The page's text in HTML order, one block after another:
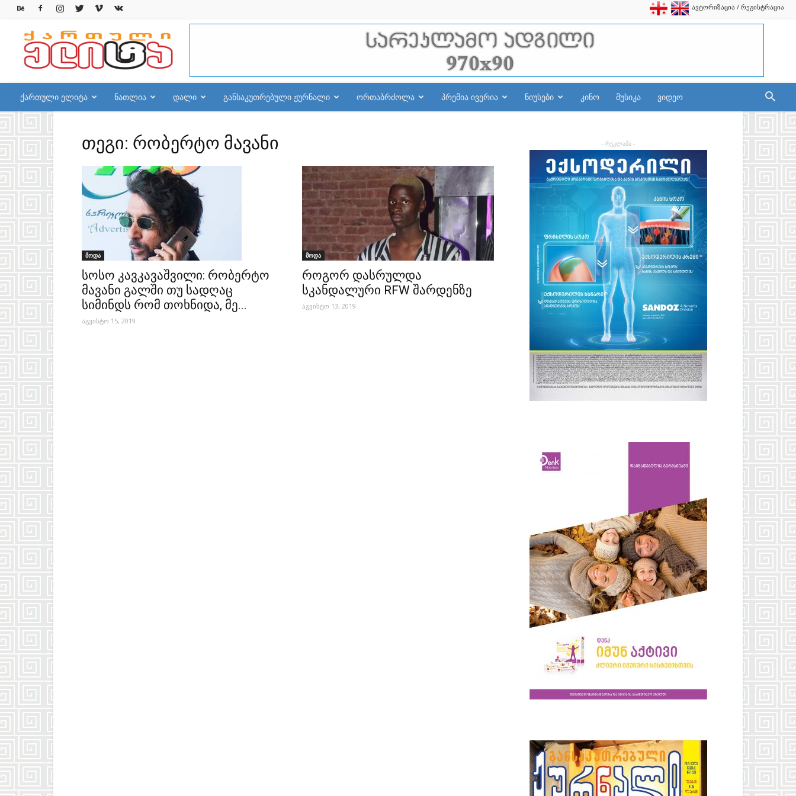
ავტორიზაცია / რეგისტრაცია
qelite.info
ქართული ელიტა ნათლია დალი განსაკუთრებული ჟურნალი ორთაბრძოლა პრემია ივერია ნიუსები კინო მუსიკა ვიდეო
თეგი: რობერტო მავანი
მოდა
სოსო კავკავაშვილი: რობერტო
მავანი გალში თუ სადღაც
სიმინდს რომ თოხნიდა, მე...
აგვისტო 15, 2019
მოდა
როგორ დასრულდა
სკანდალური RFW შარდენზე
აგვისტო 13, 2019
- რეკლამა -